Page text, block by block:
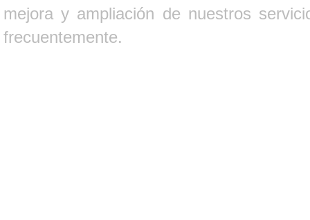
mejora y ampliación de nuestros
frecuentemente.